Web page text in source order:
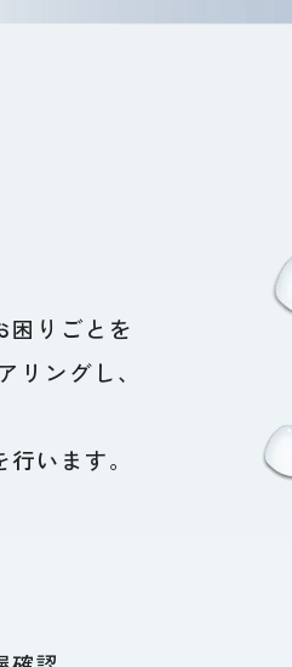
困りごとを
ングし、
います。